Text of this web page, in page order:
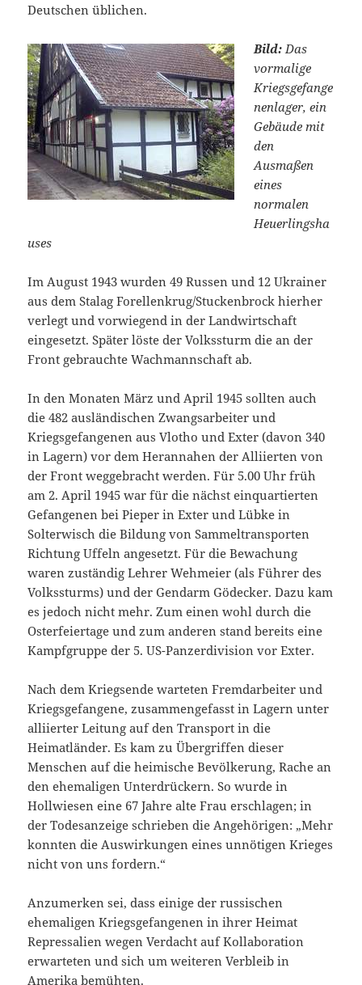
Deutschen üblichen.
Bild:Das
vormalige
Kriegsgefange
nenlager, ein
Gebäude mit
den
Ausmaßen
eines
normalen
Heuerlingsha
uses
Im August 1943 wurden 49 Russen und 12 Ukrainer
aus dem Stalag Forellenkrug/Stuckenbrock hierher
verlegt und vorwiegend in der Landwirtschaft
eingesetzt. Später löste der Volkssturm die an der
Front gebrauchte Wachmannschaft ab.
In den Monaten März und April 1945 sollten auch
die 482 ausländischen Zwangsarbeiter und
Kriegsgefangenen aus Vlotho und Exter (davon 340
in Lagern) vor dem Herannahen der Alliierten von
der Front weggebracht werden. Für 5.00 Uhr früh
am 2. April 1945 war für die nächst einquartierten
Gefangenen bei Pieper in Exter und Lübke in
Solterwisch die Bildung von Sammeltransporten
Richtung Uffeln angesetzt. Für die Bewachung
waren zuständig Lehrer Wehmeier (als Führer des
Volkssturms) und der Gendarm Gödecker. Dazu kam
es jedoch nicht mehr. Zum einen wohl durch die
Osterfeiertage und zum anderen stand bereits eine
Kampfgruppe der 5. US-Panzerdivision vor Exter.
Nach dem Kriegsende warteten Fremdarbeiter und
Kriegsgefangene, zusammengefasst in Lagern unter
alliierter Leitung auf den Transport in die
Heimatländer. Es kam zu Übergriffen dieser
Menschen auf die heimische Bevölkerung, Rache an
den ehemaligen Unterdrückern. So wurde in
Hollwiesen eine 67 Jahre alte Frau erschlagen; in
der Todesanzeige schrieben die Angehörigen: „Mehr
konnten die Auswirkungen eines unnötigen Krieges
nicht von uns fordern.“
Anzumerken sei, dass einige der russischen
ehemaligen Kriegsgefangenen in ihrer Heimat
Repressalien wegen Verdacht auf Kollaboration
erwarteten und sich um weiteren Verbleib in
Amerika bemühten.